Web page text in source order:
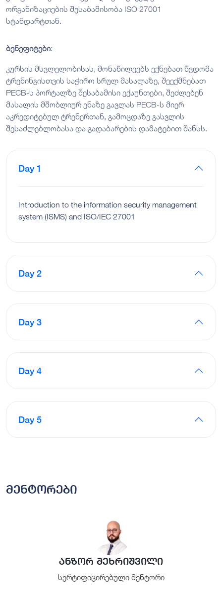
ორგანიზაციების შესაბამისობა ISO 27001
სტანდარტთან.
ბენეფიტები:
კურსის მსვლელობისას, მონაწილეებს ექნებათ წვდომა
ტრენინგისთვის საჭირო სრულ მასალაზე, შეექმნებათ
PECB-ს პორტალზე შესაბამისი ექაუნთები, შეძლებენ
მასალის მშობლიურ ენაზე გავლას PECB-ს მიერ
აკრედიტებულ ტრენერთან, გამოცდაზე გასვლის
შესაძლებლობასა და გადაბარების დამატებით შანსს.
Day 1
Introduction to the information security management
system (ISMS) and ISO/IEC 27001
Day 2
Day 3
Day 4
Day 5
მენტორები
ანზორ მეხრიშვილი
სერტიფიცირებული მენტორი